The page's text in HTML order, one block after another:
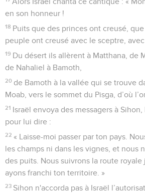
en son honneur !
18 Puits que des princes ont creusé,
peuple ont creusé avec le sceptre,
19 Du désert ils allèrent à Matthana, de
de Nahaliel à Bamoth,
20 de Bamoth à la vallée qui se trouve
Moab, vers le sommet du Pisga, d’où
21
Israël envoya des messagers à
pour lui dire :
22 « Laisse-moi passer par ton pays.
les champs ni dans les vignes, et nous
des puits. Nous suivrons la route
ayons franchi ton territoire. »
23 Sihon n'accorda pas à Israël